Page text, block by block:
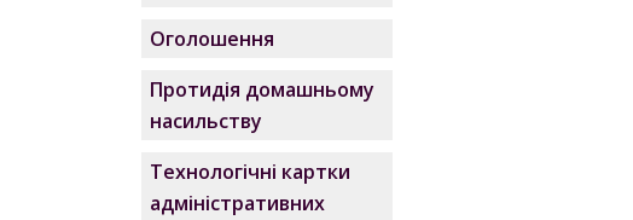
Оголошення
Протидія домашньому
насильству
Технологічні картки
адміністративних